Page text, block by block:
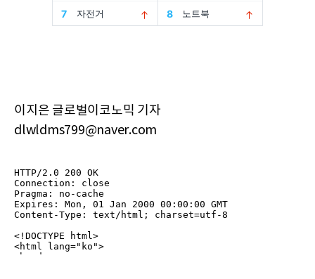
이지은 글로벌이코노믹 기자
dlwldms799@naver.com